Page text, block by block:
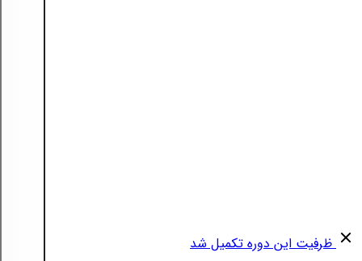
ظرفیت این دوره تکمیل شد